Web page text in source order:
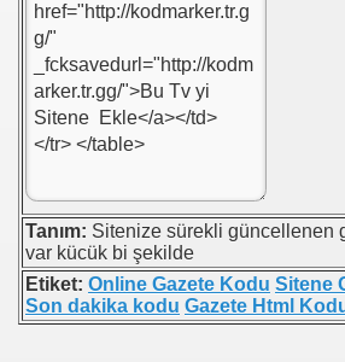
Tanım: Sitenize sürekli güncellenen
var kücük bi şekilde
Etiket: Online Gazete Kodu Sitene
Son dakika kodu Gazete Html